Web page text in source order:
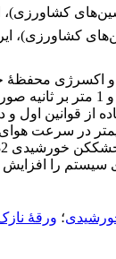
کشاورزی)،
کشاورزی)،
از
سیستم را
؛ ورقۀ